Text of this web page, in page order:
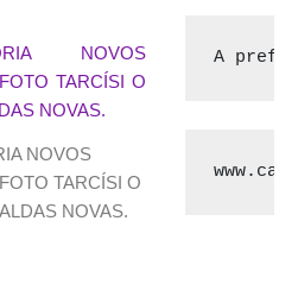
NOVOS
TARCÍSI O
NOVAS.
A